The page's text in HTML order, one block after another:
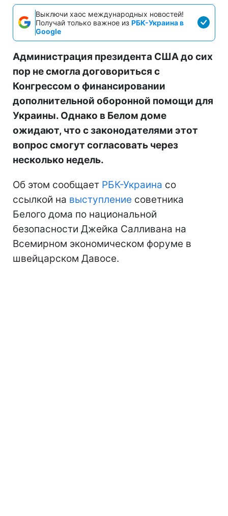
Выключи хаос международных новостей!
Получай только важное из РБК-Украина в
Google
Администрация президента США до сих
пор не смогла договориться с
Конгрессом о финансировании
дополнительной оборонной помощи для
Украины. Однако в Белом доме
ожидают, что с законодателями этот
вопрос смогут согласовать через
несколько недель.
Об этом сообщает РБК-Украина со
ссылкой на выступление советника
Белого дома по национальной
безопасности Джейка Салливана на
Всемирном экономическом форуме в
швейцарском Давосе.